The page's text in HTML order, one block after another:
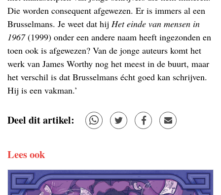
Die worden consequent afgewezen. Er is immers al een
Brusselmans. Je weet dat hij Het einde van mensen in
1967(1999) onder een andere naam heeft ingezonden en
toen ook is afgewezen? Van de jonge auteurs komt het
werk van James Worthy nog het meest in de buurt, maar
het verschil is dat Brusselmans écht goed kan schrijven.
Hij is een vakman.’
Deel dit artikel:
Lees ook